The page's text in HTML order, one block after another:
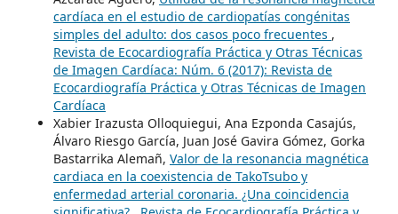
cardíaca en el estudio de cardiopatías congénitas
simples del adulto: dos casos poco frecuentes ,
Revista de Ecocardiografía Práctica y Otras Técnicas
de Imagen Cardíaca: Núm. 6 (2017): Revista de
Ecocardiografía Práctica y Otras Técnicas de Imagen
Cardíaca
Xabier Irazusta Olloquiegui, Ana Ezponda Casajús,
Álvaro Riesgo García, Juan José Gavira Gómez, Gorka
Bastarrika Alemañ, Valor de la resonancia magnética
cardiaca en la coexistencia de TakoTsubo y
enfermedad arterial coronaria. ¿Una coincidencia